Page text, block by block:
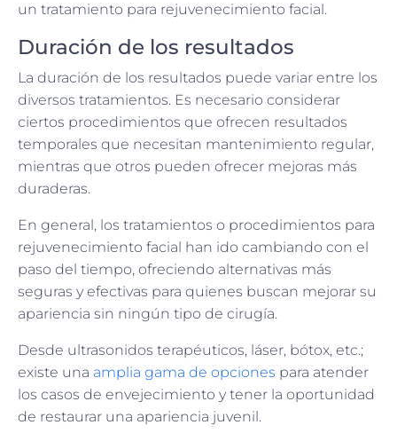
un tratamiento para rejuvenecimiento facial.
Duración de los resultados
La duración de los resultados puede variar entre los
diversos tratamientos. Es necesario considerar
ciertos procedimientos que ofrecen resultados
temporales que necesitan mantenimiento regular,
mientras que otros pueden ofrecer mejoras más
duraderas.
En general, los tratamientos o procedimientos para
rejuvenecimiento facial han ido cambiando con el
paso del tiempo, ofreciendo alternativas más
seguras y efectivas para quienes buscan mejorar su
apariencia sin ningún tipo de cirugía.
Desde ultrasonidos terapéuticos, láser, bótox, etc.;
existe una amplia gama de opciones para atender
los casos de envejecimiento y tener la oportunidad
de restaurar una apariencia juvenil.